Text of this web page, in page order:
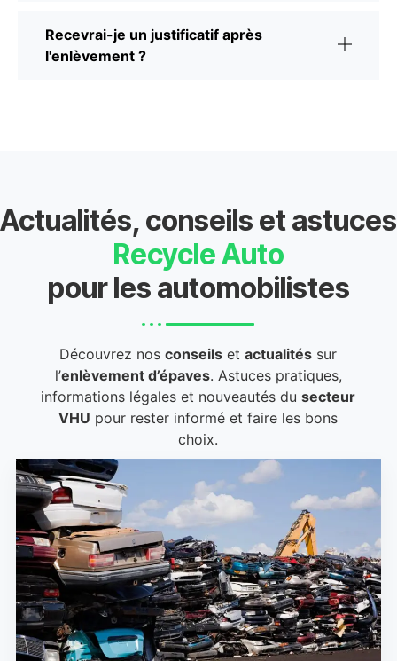
Recevrai-je un justificatif après
l'enlèvement ?
Actualités, conseils et astuces
Recycle Auto
pour les automobilistes
Découvrez nosconseils etactualités sur
l’enlèvement d’épaves. Astuces pratiques,
informations légales et nouveautés dusecteur
VHU pour rester informé et faire les bons
choix.